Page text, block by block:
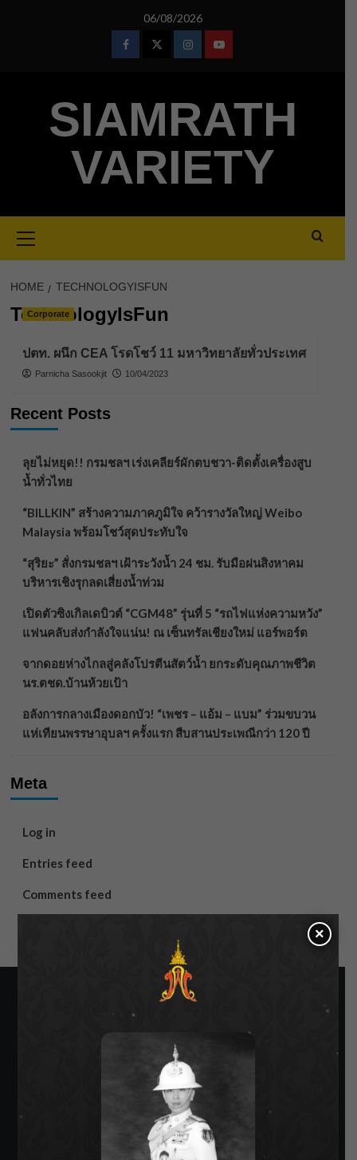
06/08/2026
FacebookTwitterInstagramYoutube
SIAMRATH
VARIETY
Menu
HOME TECHNOLOGYISFUN
TechnologyIsFun
Corporate
ปตท. ผนึก CEA โรดโชว์ 11 มหาวิทยาลัยทั่วประเทศ
Parnicha Sasookjit 10/04/2023
Recent Posts
ลุยไม่หยุด!! กรมชลฯ เร่งเคลียร์ผักตบชวา-ติดตั้งเครื่องสูบ
น้ำทั่วไทย
“BILLKIN” สร้างความภาคภูมิใจ คว้ารางวัลใหญ่ Weibo
Malaysia พร้อมโชว์สุดประทับใจ
“สุริยะ” สั่งกรมชลฯ เฝ้าระวังน้ำ 24 ชม. รับมือฝนสิงหาคม
บริหารเชิงรุกลดเสี่ยงน้ำท่วม
เปิดตัวซิงเกิลเดบิวต์ “CGM48” รุ่นที่ 5 “รถไฟแห่งความหวัง”
แฟนคลับส่งกำลังใจแน่น! ณ เซ็นทรัลเชียงใหม่ แอร์พอร์ต
จากดอยห่างไกลสู่คลังโปรตีนสัตว์น้ำ ยกระดับคุณภาพชีวิต
นร.ตชด.บ้านห้วยเป้า
อลังการกลางเมืองดอกบัว! “เพชร – แอ้ม – แบม” ร่วมขบวน
แห่เทียนพรรษาอุบลฯ ครั้งแรก สืบสานประเพณีกว่า 120 ปี
Meta
Log in
Entries feed
Comments feed
SIAMRATH VARIETY
×